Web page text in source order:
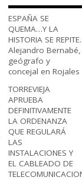
ESPAÑA SE
QUEMA…Y LA
HISTORIA SE REPITE.
Alejandro Bernabé,
geógrafo y
concejal en Rojales
TORREVIEJA
APRUEBA
DEFINITIVAMENTE
LA ORDENANZA
QUE REGULARÁ
LAS
INSTALACIONES Y
EL CABLEADO DE